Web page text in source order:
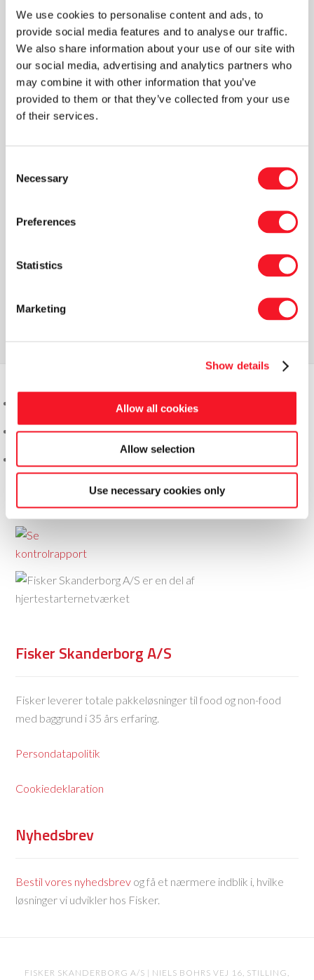
We use cookies to personalise content and ads, to
provide social media features and to analyse our traffic.
We also share information about your use of our site with
our social media, advertising and analytics partners who
may combine it with other information that you’ve
provided to them or that they’ve collected from your use
of their services.
Selection
Necessary
Preferences
Statistics
Marketing
Show details
Allow all cookies
Allow selection
Use necessary cookies only
muligt at få lært vores procedurer og
arbejdsrutiner – og samtidig byde ind med den
erfaring, hun besidder.
Velkommen til Stine. Dejligt, at vores gode
samarbejde allerede er i fuld gang
Nyheder
Fisker Skanderborg A/S
Fisker leverer totale pakkeløsninger til food og non-food
med baggrund i 35 års erfaring.
Persondatapolitik
Cookiedeklaration
Nyhedsbrev
Bestil vores nyhedsbrev og få et nærmere indblik i, hvilke
løsninger vi udvikler hos Fisker.
FISKER SKANDERBORG A/S | NIELS BOHRS VEJ 16, STILLING,